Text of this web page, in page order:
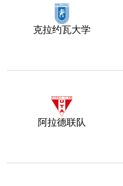
克拉约瓦大学
阿拉德联队